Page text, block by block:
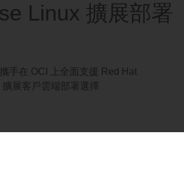
Linux 擴展部署
手在 OCI 上全面支援 Red Hat
展客戶雲端部署選擇